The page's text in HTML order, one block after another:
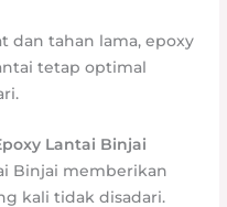
dan tahan lama, epoxy
tetap optimal
Lantai Binjai
Binjai memberikan
kali tidak disadari.